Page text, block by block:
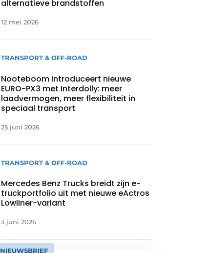
alternatieve brandstoffen
12 mei 2026
TRANSPORT & OFF-ROAD
Nooteboom introduceert nieuwe
EURO-PX3 met Interdolly: meer
laadvermogen, meer flexibiliteit in
speciaal transport
25 juni 2026
TRANSPORT & OFF-ROAD
Mercedes Benz Trucks breidt zijn e-
truckportfolio uit met nieuwe eActros
Lowliner-variant
3 juni 2026
NIEUWSBRIEF